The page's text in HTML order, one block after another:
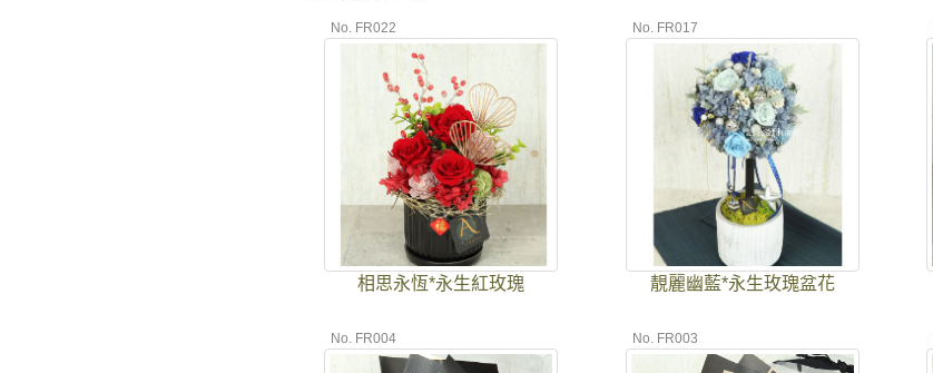
No. FR022
相思永恆*永生紅玫瑰
No. FR017
靚麗幽藍*永生玫瑰盆花
No. FR004 No. FR003